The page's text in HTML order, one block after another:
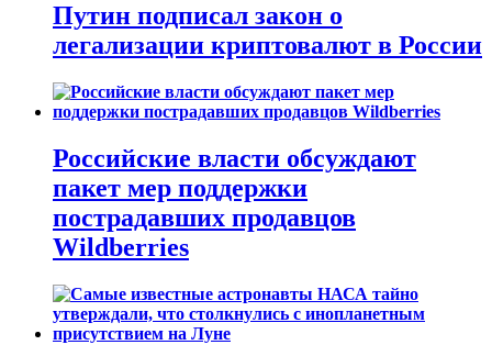
Путин подписал закон о
легализации криптовалют в России
Российские власти обсуждают
пакет мер поддержки
пострадавших продавцов
Wildberries